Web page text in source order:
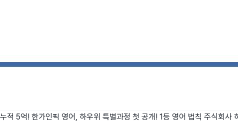
누적 5억! 한가인픽 영어, 하우위 특별과정 첫 공개! 1등 영어 법칙 주식회사